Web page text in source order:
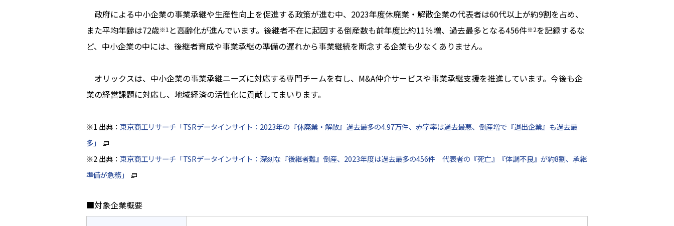
政府による中小企業の事業承継や生産性向上を促進する政策が進む中、2023年度休廃業・解散企業の代表者は60代以上が約9割を占め、
また平均年齢は72歳※1 と高齢化が進んでいます。後継者不在に起因する倒産数も前年度比約11％増、過去最多となる456件※2を記録するな
ど、中小企業の中には、後継者育成や事業承継の準備の遅れから事業継続を断念する企業も少なくありません。
オリックスは、中小企業の事業承継ニーズに対応する専門チームを有し、M&A仲介サービスや事業承継支援を推進しています。今後も企
業の経営課題に対応し、地域経済の活性化に貢献してまいります。
※1 出典： 東京商工リサーチ「TSRデータインサイト：2023年の『休廃業・解散』過去最多の4.97万件、赤字率は過去最悪、倒産増で『退出企業』も過去最
多」
※2 出典： 東京商工リサーチ「TSRデータインサイト：深刻な『後継者難』倒産、2023年度は過去最多の456件 代表者の『死亡』『体調不良』が約8割、承継
準備が急務」
■対象企業概要